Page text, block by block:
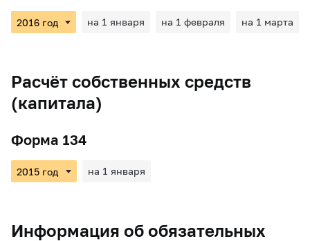
на 1 января на 1 февраля на 1 марта
Расчёт собственных средств
(капитала)
Форма 134
на 1 января
Информация об обязательных